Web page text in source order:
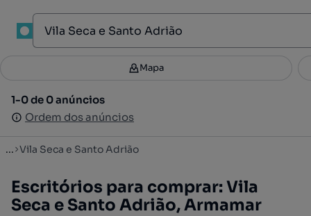
Filtros 3
1-0 de 0 anúncios
Ordem dos anúncios
Mapa
1-0 de 0 anúncios
Ordem dos anúncios
... Vila Seca e Santo Adrião
Escritórios para comprar: Vila
Seca e Santo Adrião, Armamar